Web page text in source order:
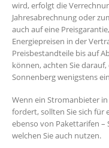
wird, erfolgt die
Jahresabrechnung oder
auch auf eine
Energiepreisen in der
Preisbestandteile bis auf
können, achten Sie
Sonnenberg wenigstens
Wenn ein Stromanbieter
fordert, sollten Sie sich für
ebenso von Pakettarifen –
welchen Sie auch nutzen.